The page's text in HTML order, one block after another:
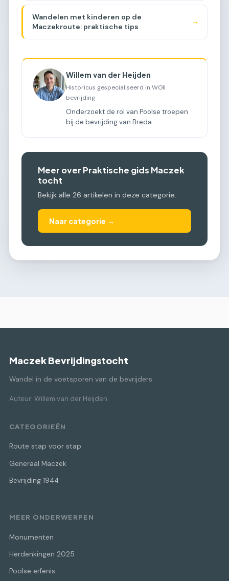
Wandelen met kinderen op de
Maczekroute: praktische tips
→
Willem van der Heijden
Historicus gespecialiseerd in WOII
bevrijding
Onderzoekt de rol van Poolse troepen
bij de bevrijding van Breda.
Meer over Praktische gids Maczek
tocht
Bekijk alle 26 artikelen in deze categorie.
Naar categorie →
Maczek Bevrijdingstocht
Wandel in de voetsporen van de bevrijders.
Auteur: Willem van der Heijden
CATEGORIEËN
Route stap voor stap
Generaal Maczek
Bevrijding 1944
MEER ONDERWERPEN
Monumenten
Herdenkingen 2025
Poolse erfenis